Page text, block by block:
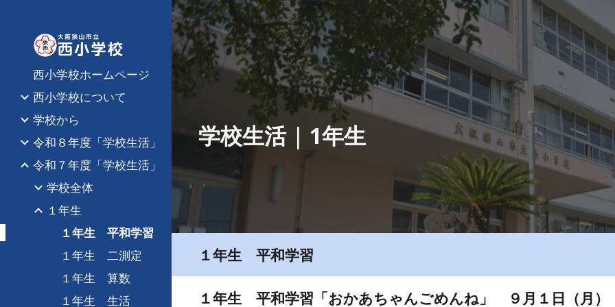
Skip to main content Skip to
西小学校ホームページ
西小学校について
学校から
令和８年度「学校生活」
令和７年度「学校生活」
学校全体
１年生
１年生 平和学習
１年生 二測定
１年生 算数
１年生 生活
学校生活 | 1年生
１年生 平和学習
１年生 平和学習 「おかあちゃんごめんね」 ９ 月 １ 日（月 ）